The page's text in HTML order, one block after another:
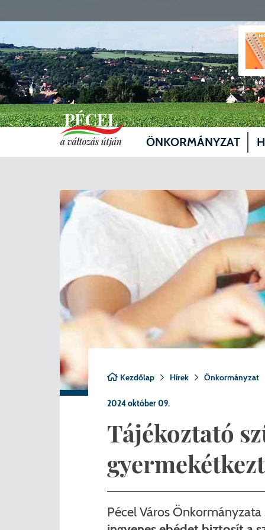
ÖNKORMÁNYZAT
Képviselő-testület
Bizottságok
Döntéshozatal
Nemzetiségi
Önkormányzati
Pályázatok
Belső visszaélés bejelentő
Kezdőlap Hírek Önkormányzat
2024 október 09.
Tájékoztató
Pécel Város Önkormányzata